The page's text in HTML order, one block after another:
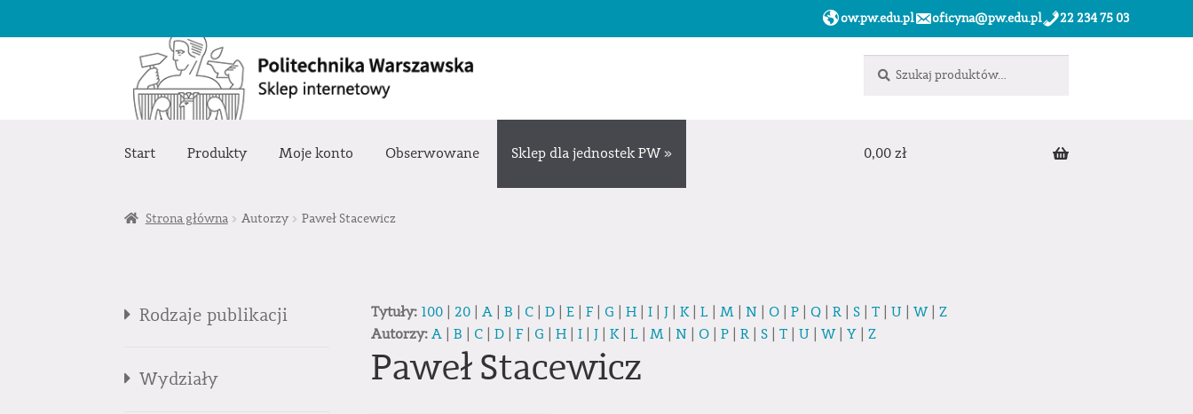
ow.pw.edu.pl oficyna@pw.edu.pl 22 234 75 03
Przejdź
nawigacji
Przejdź
treści
Start Produkty Moje konto Obserwowane Sklep dla jednostek PW » 0,00 zł
Strona główna Autorzy Paweł Stacewicz
Tytuły: 100| 20| A| B | C| D| E| F| G | H| I| J| K| L| M| N| O| P| Q| R| S| T| U | W| Z
Autorzy: A| B | C| D| F| G | H| I| J| K| L| M| N| O| P| R| S| T| U | W| Y| Z
Paweł Stacewicz
Rodzaje publikacji
Wydziały